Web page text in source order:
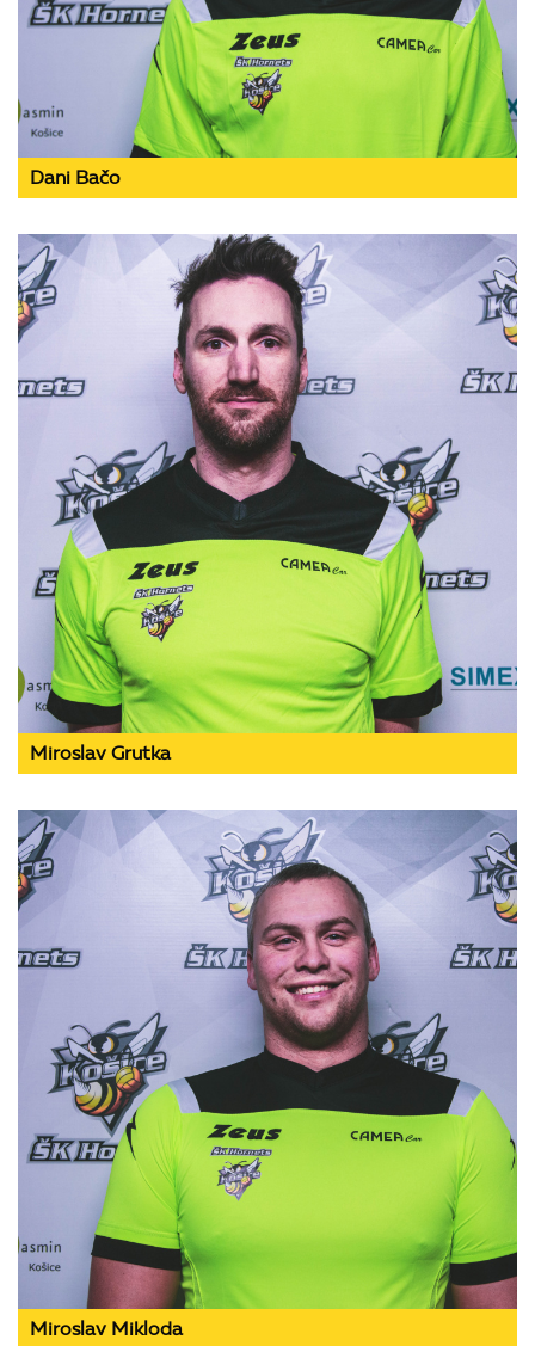
Dani Bačo
Miroslav Grutka
Miroslav Mikloda